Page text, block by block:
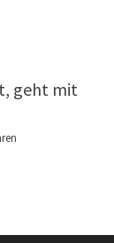
geht mit